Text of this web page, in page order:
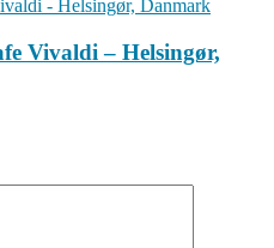
Vivaldi – Helsingør,